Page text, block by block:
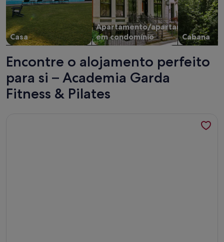
Casa
Apartamento/apartamento
em condomínio
Cabana
Encontre o alojamento perfeito
para si – Academia Garda
Fitness & Pilates
Mais informações sobre o Villa Sinfonia: with 3 bedrooms